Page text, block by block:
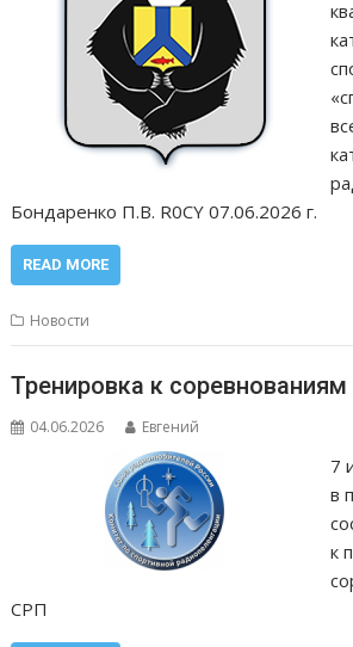
Бондаренко П.В. R0CY 07.06.2026 г.
READ MORE
Новости
Тренировка к
04.06.2026 Евгений
7
в
к
СРП